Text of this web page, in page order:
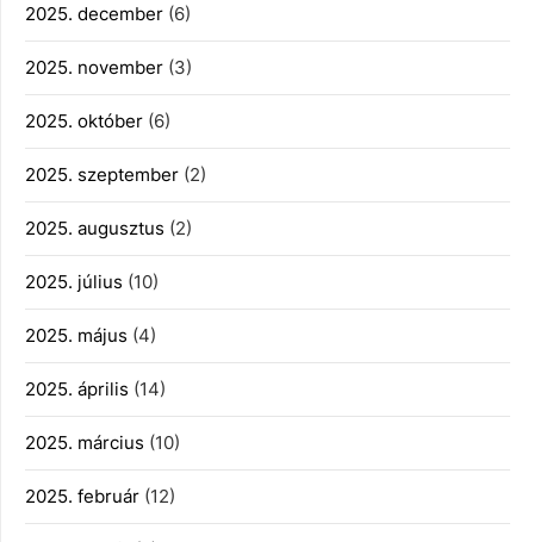
2025. december (6)
2025. november (3)
2025. október (6)
2025. szeptember (2)
2025. augusztus (2)
2025. július (10)
2025. május (4)
2025. április (14)
2025. március (10)
2025. február (12)